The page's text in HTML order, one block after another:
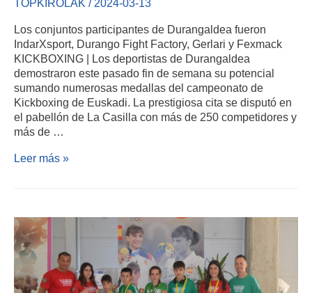
TOPKIROLAK / 2024-03-13
Los conjuntos participantes de Durangaldea fueron
IndarXsport, Durango Fight Factory, Gerlari y Fexmack
KICKBOXING | Los deportistas de Durangaldea
demostraron este pasado fin de semana su potencial
sumando numerosas medallas del campeonato de
Kickboxing de Euskadi. La prestigiosa cita se disputó en
el pabellón de La Casilla con más de 250 competidores y
más de …
Leer más »